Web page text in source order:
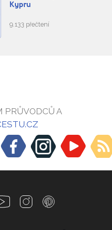
Kypru
9.133 přečtení
PRŮVODCŮ A